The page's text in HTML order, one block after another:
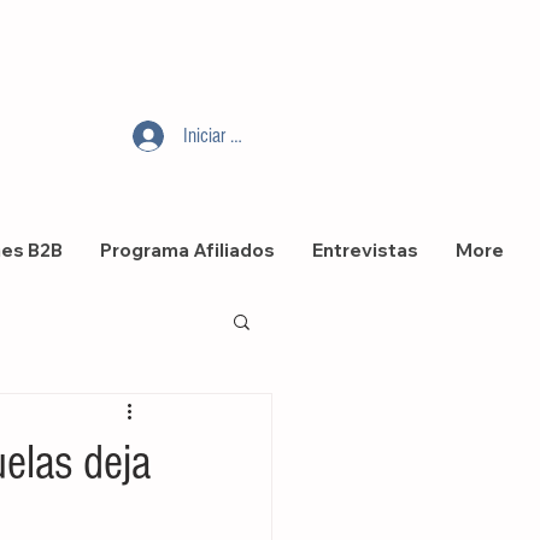
Iniciar sesión
B2B Programa Afiliados Entrevistas More
deja